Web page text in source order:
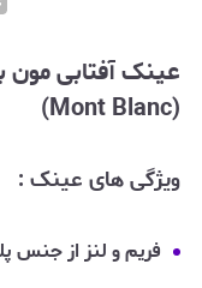
عینک آفتابی
(Mont Blanc)
ویژگی های عینک :
فریم و لنز از جنس